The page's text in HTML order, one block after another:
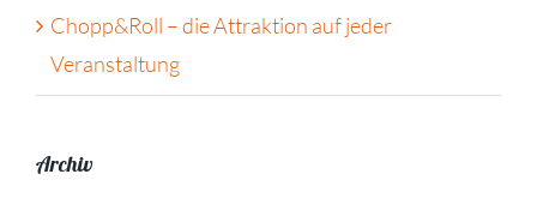
Chopp&Roll – die Attraktion auf jeder
Veranstaltung
Archiv